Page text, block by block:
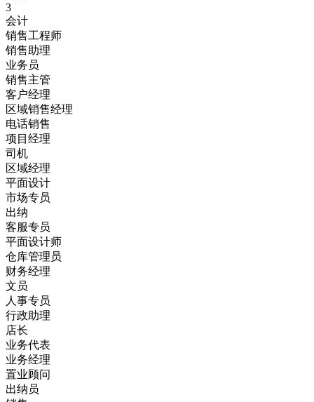
3
会计
销售工程师
销售助理
业务员
销售主管
客户经理
区域销售经理
电话销售
项目经理
司机
区域经理
平面设计
市场专员
出纳
客服专员
平面设计师
仓库管理员
财务经理
文员
人事专员
行政助理
店长
业务代表
业务经理
置业顾问
出纳员